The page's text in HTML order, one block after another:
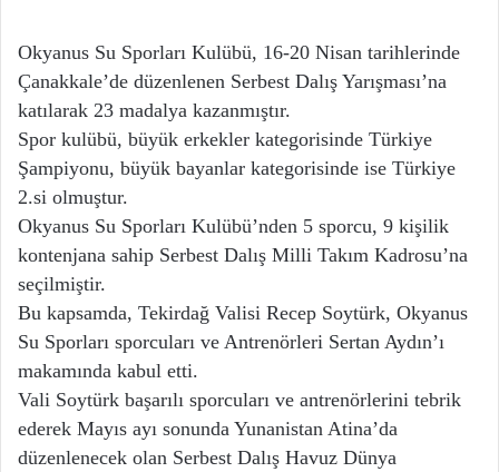
Okyanus Su Sporları Kulübü, 16-20 Nisan tarihlerinde
Çanakkale’de düzenlenen Serbest Dalış Yarışması’na
katılarak 23 madalya kazanmıştır.
Spor kulübü, büyük erkekler kategorisinde Türkiye
Şampiyonu, büyük bayanlar kategorisinde ise Türkiye
2.si olmuştur.
Okyanus Su Sporları Kulübü’nden 5 sporcu, 9 kişilik
kontenjana sahip Serbest Dalış Milli Takım Kadrosu’na
seçilmiştir.
Bu kapsamda, Tekirdağ Valisi Recep Soytürk, Okyanus
Su Sporları sporcuları ve Antrenörleri Sertan Aydın’ı
makamında kabul etti.
Vali Soytürk başarılı sporcuları ve antrenörlerini tebrik
ederek Mayıs ayı sonunda Yunanistan Atina’da
düzenlenecek olan Serbest Dalış Havuz Dünya